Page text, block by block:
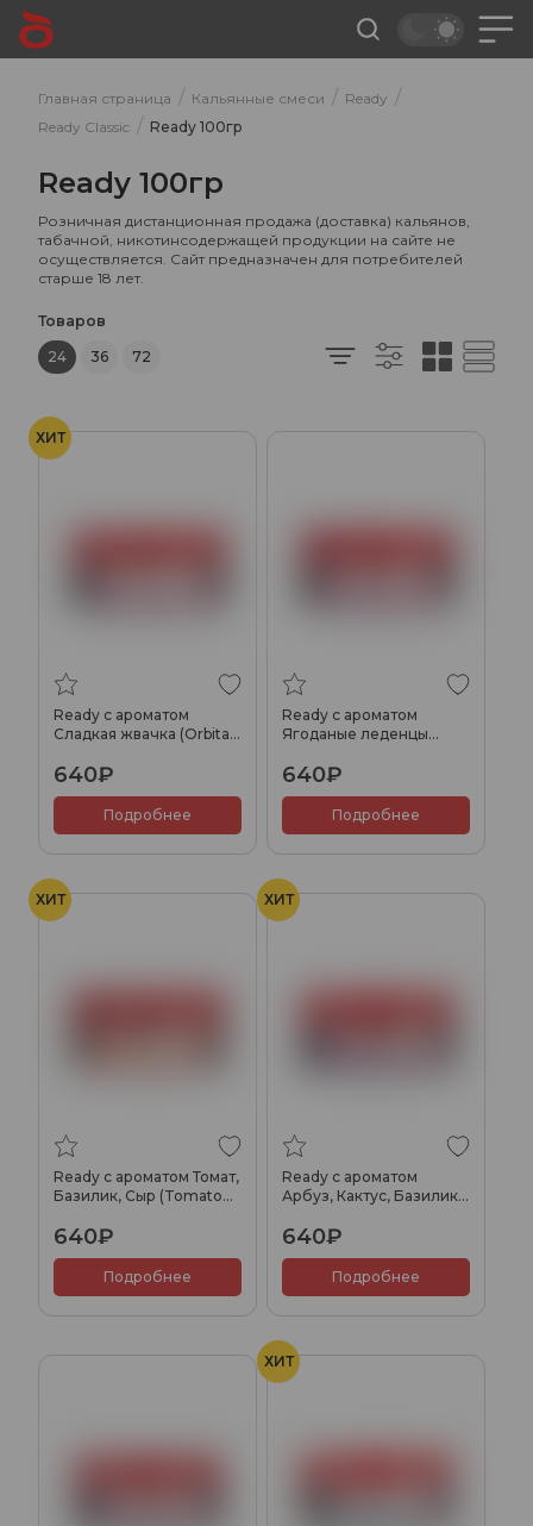
Главная страница / Кальянные смеси / Ready /
Ready Classic / Ready 100гр
Ready 100гр
Розничная дистанционная продажа (доставка) кальянов,
табачной, никотинсодержащей продукции на сайте не
осуществляется. Сайт предназначен для потребителей
старше 18 лет.
Товаров
24
36 72
ХИТ
Ready с ароматом
Сладкая жвачка (Orbita),
640₽
Подробнее
Ready с ароматом
Ягоданые леденцы
640₽
Подробнее
ХИТ
Ready с ароматом Томат,
Базилик, Сыр (Tomato
640₽
Подробнее
ХИТ
Ready с ароматом
Арбуз, Кактус, Базилик
100гр.
640₽
Подробнее
ХИТ